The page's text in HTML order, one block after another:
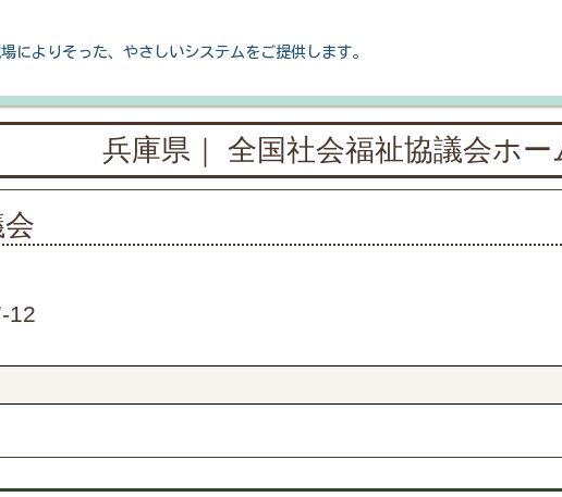
によりそった、やさしいシステムをご提供します。
兵庫県｜ 全国社会福祉協議会ホ
12